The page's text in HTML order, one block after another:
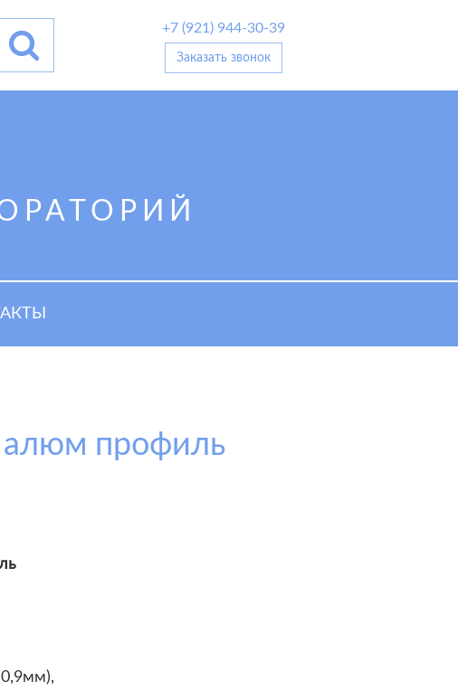
+7 (921) 944-30-39
Заказать звонок
профиль